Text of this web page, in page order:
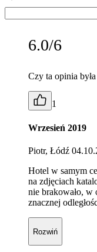
6.0/6
Czy ta opinia
1
Wrzesień 2019
Piotr, Łódź
Hotel w samym
na zdjęciach
nie brakowało, w
znacznej
Rozwiń